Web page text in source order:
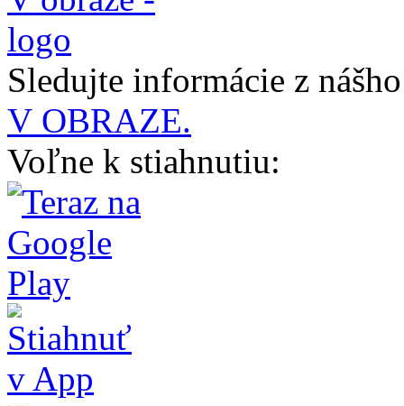
Sledujte informácie z
V OBRAZE.
Voľne k stiahnutiu: